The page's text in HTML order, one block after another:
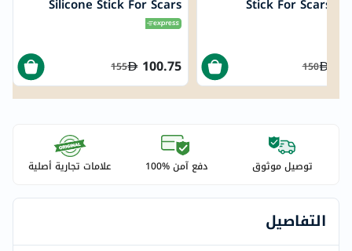
Silicone Stick For Scars
4.25g
100.75
155
Stick For Scars
150
توصيل موثوق دفع آمن %100 علامات تجارية أصلية
التفاصيل